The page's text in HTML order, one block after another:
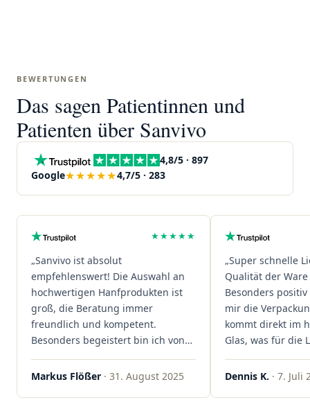
BEWERTUNGEN
Das sagen Patientinnen und
Patienten über Sanvivo
4,8/5 · 897
Google★★★★★4,7/5 · 283
★★★★★
„Sanvivo ist absolut
empfehlenswert! Die Auswahl an
hochwertigen Hanfprodukten ist
groß, die Beratung immer
freundlich und kompetent.
Besonders begeistert bin ich von
der schnellen Rezeptannahme –
alles läuft unkompliziert und
Markus Flößer · 31. August 2025
„Super schnelle
Qualität der
Besonders
mir die
kommt direkt im
Glas, was für die
ist. Ich bestelle
wieder!"
Dennis K. · 7. Juli